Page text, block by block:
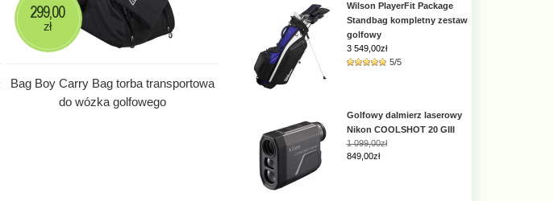
Bag Boy Carry Bag torba transportowa
do wózka golfowego
299,00
zł
Wilson PlayerFit Package
Standbag kompletny zestaw
golfowy
3 549,00zł
5/5
Golfowy dalmierz laserowy
Nikon COOLSHOT 20 GIII
1 099,00zł
849,00zł